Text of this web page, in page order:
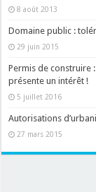
8 août 2013
Domaine public :
29 juin 2015
Permis de construire
présente un intérêt !
5 juillet 2016
Autorisations
27 mars 2015